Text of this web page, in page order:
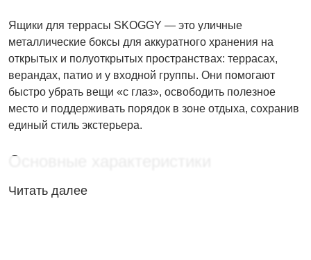
Ящики для террасы SKOGGY — это уличные
металлические боксы для аккуратного хранения на
открытых и полуоткрытых пространствах: террасах,
верандах, патио и у входной группы. Они помогают
быстро убрать вещи «с глаз», освободить полезное
место и поддерживать порядок в зоне отдыха, сохранив
единый стиль экстерьера.
Основные характеристики
Прочная металлическая конструкция для
Читать далее